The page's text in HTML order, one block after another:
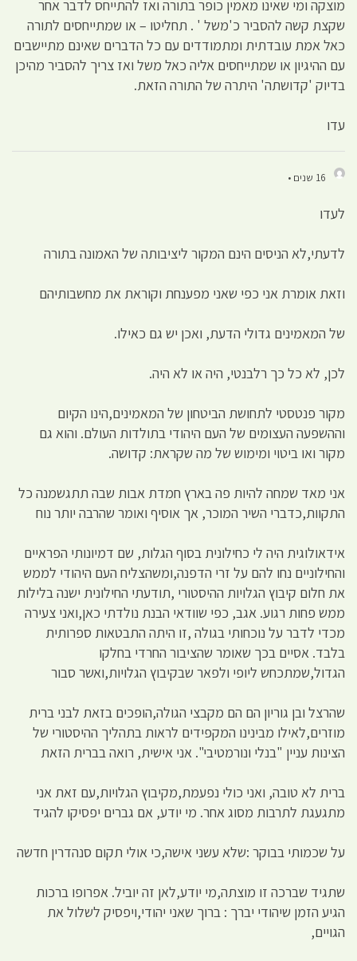
מוצקה ומי שאינו מאמין כופר בתורה ואז להתייחס לדבר אחר
שקצת קשה להסביר כ'משל ' . תחליטו – או שמתייחסים לתורה
כאל אמת עובדתית ומתמודדים עם כל הדברים שאינם מתיישבים
עם ההיגיון או שמתייחסים אליה כאל משל ואז צריך להסביר מהיכן
בדיוק 'קדושתה' היתרה של התורה הזאת.
עדו
16 שנים •
לעדו
לדעתי,לא הניסים הינם המקור ליציבותה של האמונה בתורה
וזאת אומרת אני כפי שאני מפענחת וקוראת את מחשבותיהם
של המאמינים גדולי הדעת, ואכן יש גם כאילו.
לכן, לא כל כך רלבנטי, היה או לא היה.
מקור פנטסטי לתחושת הביטחון של המאמינים,הינו הקיום
וההשפעה העצומים של העם היהודי בתולדות העולם. והוא גם
מקור ואו ביטוי ומימוש של מה שקראת: קדושה.
אני מאד שמחה להיות פה בארץ חמדת אבות שבה תתגשמנה כל
התקוות,כדברי השיר המוכר, אך אוסיף ואומר שהרבה יותר נוח
אידאולוגית היה לי כחילונית בסוף הגלות, שם דמיונותי הפראיים
והחילוניים נחו להם על זרי הדפנה,ומשהצליח העם היהודי לממש
את חלום קיבוץ הגלויות ההיסטורי ,תודעתי החילונית ישנה בלילות
ממש פחות רגוע. אגב, כפי שוודאי הבנת נולדתי כאן,ואני צעירה
מכדי לדבר על נוכחותי בגולה ,זו היתה התבטאות ספרותית
בלבד. אסיים בכך שאומר שהציבור החרדי בחלקו
הגדול,שמתכחש ליופי ולפאר שבקיבוץ הגלויות,ואשר סבור
שהרצל ובן גוריון הם הם מקבצי הגולה,הופכים בזאת לבני ברית
מוזרים,לאילו מבינינו המקפידים לראות בתהליך ההיסטורי של
הצינות עניין "בנלי ונורמטיבי". אני אישית, רואה בברית הזאת
ברית לא טובה, ואני כולי נפעמת,מקיבוץ הגלויות,עם זאת אני
מתגעגת לתרבות מסוג אחר. מי יודע, אם גברים יפסיקו להגיד
על שכמותי בבוקר :שלא עשני אישה,כי אולי תקום סנהדרין חדשה
שתגיד שברכה זו מוצתה,מי יודע,לאן זה יוביל. אפרופו ברכות
הגיע הזמן שיהודי יברך : ברוך שאני יהודי,ויפסיק לשלול את
הגויים,